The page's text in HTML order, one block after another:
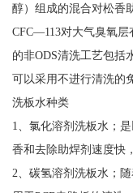
醇）组成的混合对松香
CFC—113对大气臭氧层
的非ODS清洗工艺包括
可以采用不进行清洗的
洗板水种类
1、氯化溶剂洗板水；
香和去除助焊剂速度快
2、碳氢溶剂洗板水；